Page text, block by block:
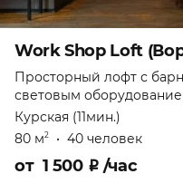
Work Shop Loft
Просторный лофт с
световым
Курская (11мин.)
80 м2 • 40 человек
от 1 500 ₽ /час